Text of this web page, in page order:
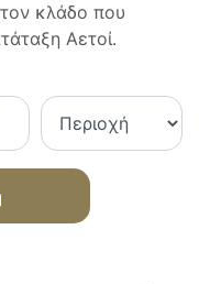
τον κλάδο που
Αετοί.